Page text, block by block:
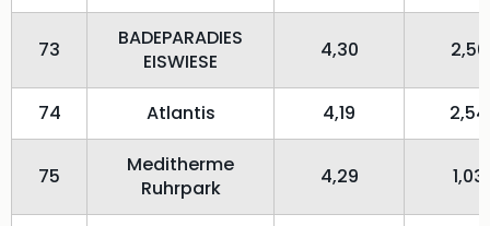
73
BADEPARADIES
EISWIESE
4,30 2,50
74 Atlantis 4,19 2,54
75
Meditherme
Ruhrpark
4,29 1,03